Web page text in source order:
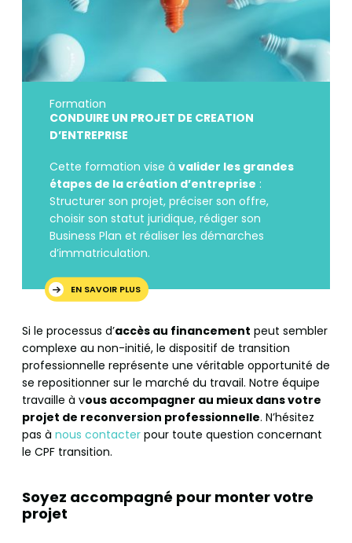
Formation
CONDUIRE UN PROJET DE CREATION
D’ENTREPRISE
Cette formation vise à valider les grandes
étapes de la création d’entreprise :
Structurer son projet, préciser son offre,
choisir son statut juridique, rédiger son
Business Plan et réaliser les démarches
d’immatriculation.
EN SAVOIR PLUS
Si le processus d’accès au financement peut sembler
complexe au non-initié, le dispositif de transition
professionnelle représente une véritable opportunité de
se repositionner sur le marché du travail. Notre équipe
travaille à vous accompagner au mieux dans votre
projet de reconversion professionnelle. N’hésitez
pas à nous contacter pour toute question concernant
le CPF transition.
Soyez accompagné pour monter votre
projet